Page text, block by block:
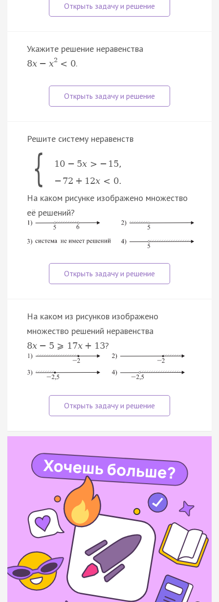
Укажите решение неравенства
8x − x2 < 0.
Решите систему неравенств
{ 10 − 5x > − 15,
−72 + 12x < 0.
На каком рисунке изображено множество
её решений?
На каком из рисунков изображено
множество решений неравенства
8x − 5 ⩾ 17x + 13?